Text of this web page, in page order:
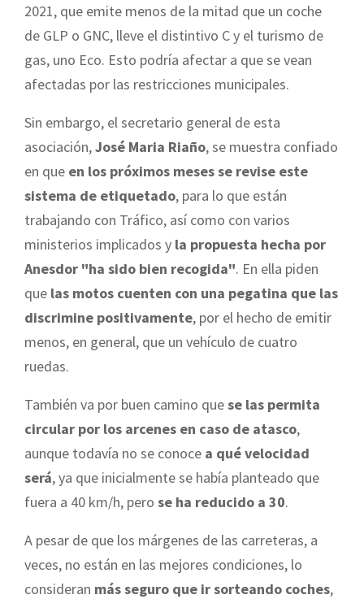
2021, que emite menos de la mitad que un coche
de GLP o GNC, lleve el distintivo C y el turismo de
gas, uno Eco. Esto podría afectar a que se vean
afectadas por las restricciones municipales.
Sin embargo, el secretario general de esta
asociación,José Maria Riaño, se muestra confiado
en que en los próximos meses se revise este
sistema de etiquetado, para lo que están
trabajando con Tráfico, así como con varios
ministerios implicados y la propuesta hecha por
Anesdor "ha sido bien recogida". En ella piden
que las motos cuenten con una pegatina que las
discrimine positivamente, por el hecho de emitir
menos, en general, que un vehículo de cuatro
ruedas.
También va por buen camino quese las permita
circular por los arcenes en caso de atasco,
aunque todavía no se conoce a qué velocidad
será, ya que inicialmente se había planteado que
fuera a 40 km/h, pero se ha reducido a 30.
A pesar de que los márgenes de las carreteras, a
veces, no están en las mejores condiciones, lo
consideran más seguro que ir sorteando coches,